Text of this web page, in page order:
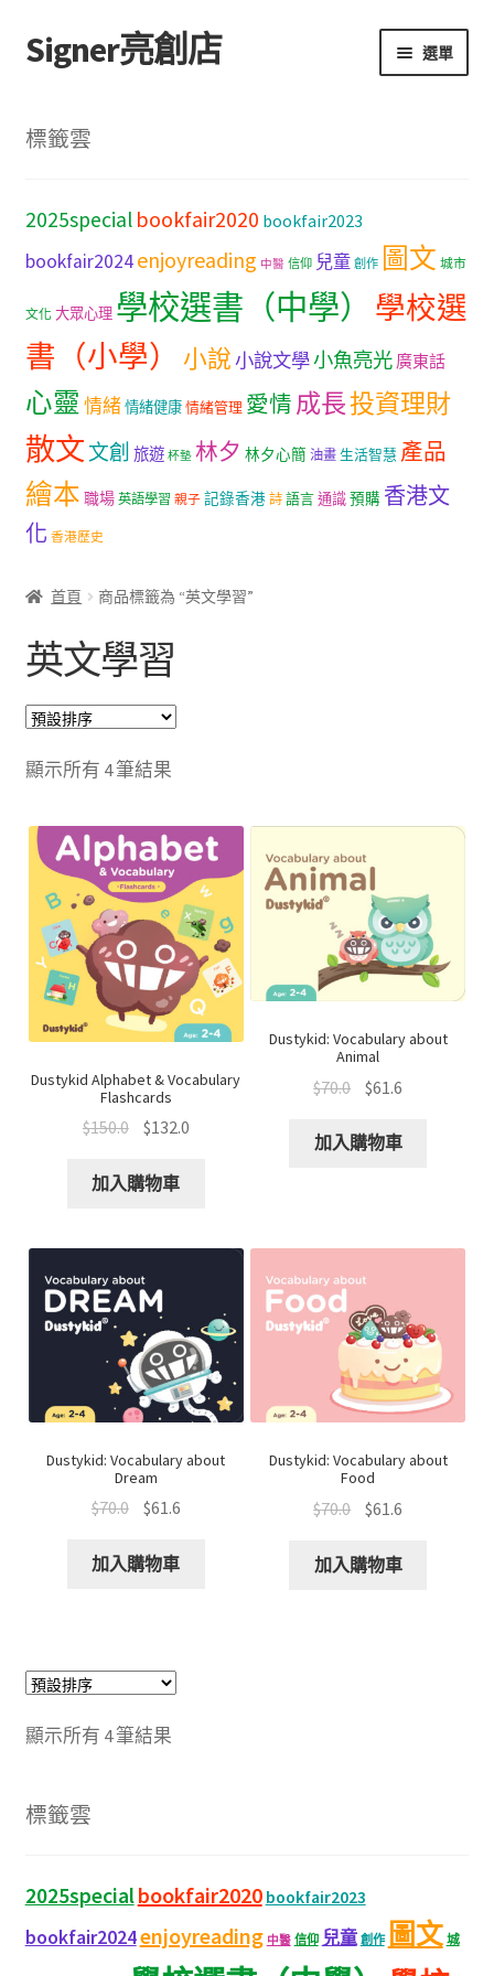
跳
至
覽
列
跳
至
要
內
Signer亮創店 選單
學校選書（小學）
「此時此地 看見亮光」2025特展
網上書店
無紙書
文創
標籤雲
2025special bookfair2020 bookfair2023
bookfair2024enjoyreading 中醫 信仰 兒童 創作 圖文 城市
文化 大眾心理 學校選書（中學）
學校選
書（小學）
小說小說文學小魚亮光 廣東話
心靈 情緒情緒健康情緒管理 愛情 成長投資理財
散文 文創 旅遊 杯墊 林夕 林夕心簡 油畫 生活智慧 產品
繪本 職場 英語學習 親子 記錄香港 詩 語言通識預購 香港文
化 香港歷史
首頁 商品標籤為 “英文學習”
英文學習
顯示所有 4 筆結果
Dustykid Alphabet & Vocabulary
Flashcards
$150.0 $132.0
加入購物車
Dustykid: Vocabulary about
Animal
$70.0 $61.6
加入購物車
Dustykid: Vocabulary about
Dream
$70.0 $61.6
加入購物車
Dustykid: Vocabulary about
Food
$70.0 $61.6
加入購物車
顯示所有 4 筆結果
標籤雲
2025specialbookfair2020 bookfair2023
bookfair2024enjoyreading 中醫 信仰 兒童 創作 圖文 城